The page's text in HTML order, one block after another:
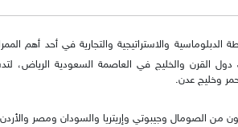
الدبلوماسية والاستراتيجية والتجارية في أحد أهم
دول القرن والخليج في العاصمة السعودية الرياض،
وخليج عدن.
من الصومال وجيبوتي وإريتريا والسودان ومصر والأردن